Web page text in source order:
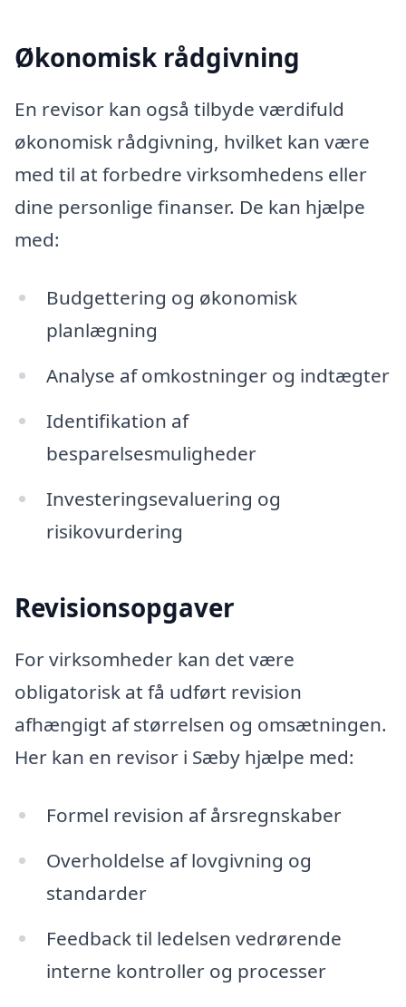
Økonomisk rådgivning
En revisor kan også tilbyde værdifuld
økonomisk rådgivning, hvilket kan være
med til at forbedre virksomhedens eller
dine personlige finanser. De kan hjælpe
med:
Budgettering og økonomisk
planlægning
Analyse af omkostninger og indtægter
Identifikation af
besparelsesmuligheder
Investeringsevaluering og
risikovurdering
Revisionsopgaver
For virksomheder kan det være
obligatorisk at få udført revision
afhængigt af størrelsen og omsætningen.
Her kan en revisor i Sæby hjælpe med:
Formel revision af årsregnskaber
Overholdelse af lovgivning og
standarder
Feedback til ledelsen vedrørende
interne kontroller og processer